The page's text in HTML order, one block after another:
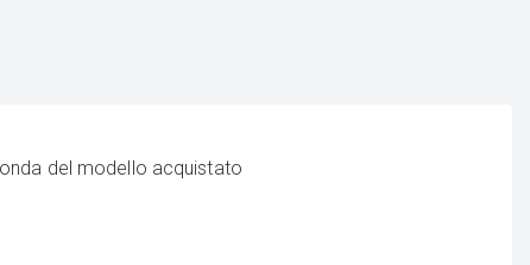
del modello acquistato